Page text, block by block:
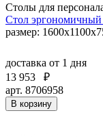
Столы для
Стол
размер:
доставка от 1 дня
13 953
₽
арт. 8706958
В корзину